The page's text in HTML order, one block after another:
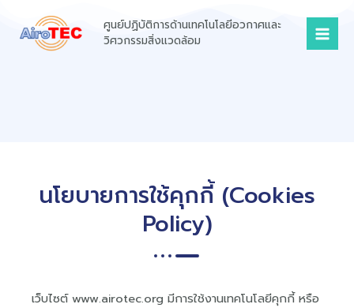
content
ศูนย์ปฏิบัติการด้านเทคโนโลยีอวกาศและ
วิศวกรรมสิ่งแวดล้อม
นโยบายการใช้คุกกี้ (Cookies
Policy)
เว็บไซต์ www.airotec.org มีการใช้งานเทคโนโลยีคุกกี้ หรือ